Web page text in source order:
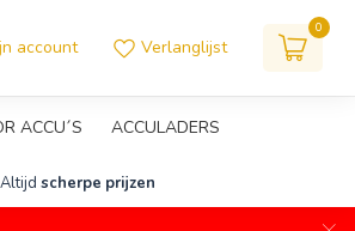
account Verlanglijst
0
ACCU´S ACCULADERS
Altijd scherpe prijzen